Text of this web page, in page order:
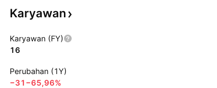
Karyawan
Karyawan (FY)
16
Perubahan (1Y)
−31 −65,96%